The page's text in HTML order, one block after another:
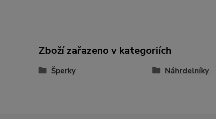
Zboží zařazeno v kategoriích
Šperky Náhrdelníky